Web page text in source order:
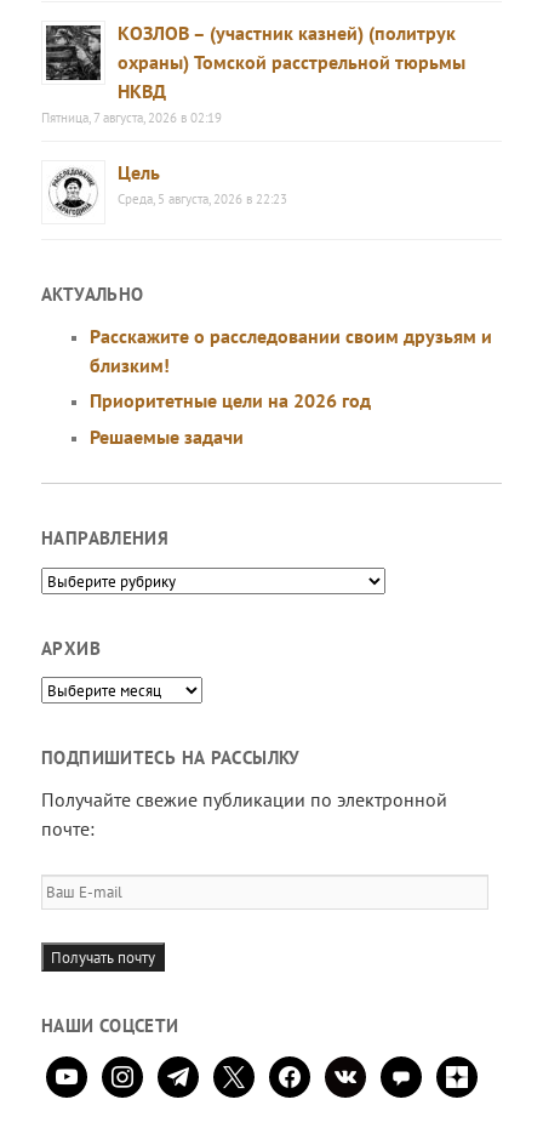
КОЗЛОВ – (участник казней) (политрук
охраны) Томской расстрельной тюрьмы
НКВД
Пятница, 7 августа, 2026 в 02:19
Цель
Среда, 5 августа, 2026 в 22:23
АКТУАЛЬНО
Расскажите о расследовании своим друзьям и
близким!
Приоритетные цели на 2026 год
Решаемые задачи
НАПРАВЛЕНИЯ
Направления
АРХИВ
Архив
ПОДПИШИТЕСЬ НА РАССЫЛКУ
Получайте свежие публикации по электронной
почте:
Ваш
E-
mail
Получать почту
НАШИ СОЦСЕТИ
youtubeinstagramtelegram
x facebookvkontaktecomment
zen-
yandex